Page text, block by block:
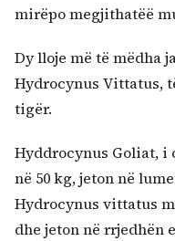
mirëpo megjithatëë
Dy lloje më të mëdha
Hydrocynus Vittatus,
tigër.
Hyddrocynus Goliat,
në 50 kg, jeton në
Hydrocynus vittatus
dhe jeton në rrjedhën